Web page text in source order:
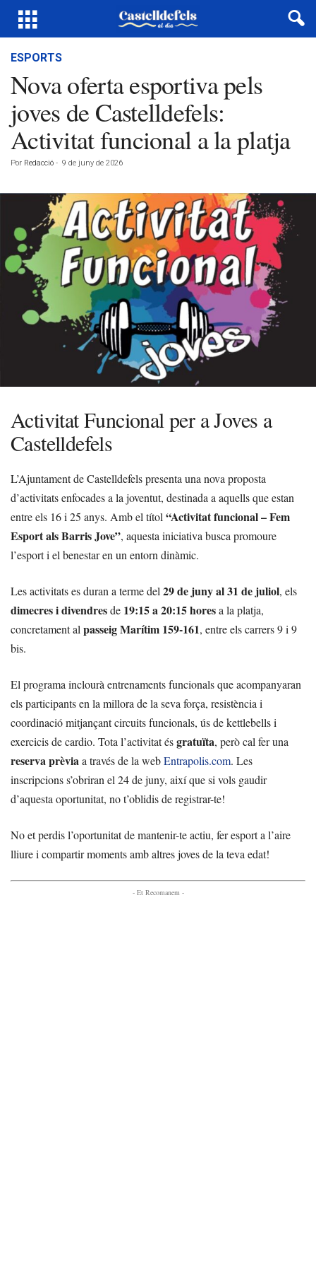
ESPORTS
Nova oferta esportiva pels
joves de Castelldefels:
Activitat funcional a la platja
Por Redacció - 9 de juny de 2026
Activitat Funcional per a Joves a
Castelldefels
L’Ajuntament de Castelldefels presenta una nova proposta
d’activitats enfocades a la joventut, destinada a aquells que estan
entre els 16 i 25 anys. Amb el títol“Activitat funcional – Fem
Esport als Barris Jove”, aquesta iniciativa busca promoure
l’esport i el benestar en un entorn dinàmic.
Les activitats es duran a terme del29 de juny al 31 de juliol, els
dimecres i divendresde 19:15 a 20:15 horesa la platja,
concretament alpasseig Marítim 159-161, entre els carrers 9 i 9
bis.
El programa inclourà entrenaments funcionals que acompanyaran
els participants en la millora de la seva força, resistència i
coordinació mitjançant circuits funcionals, ús de kettlebells i
exercicis de cardio. Tota l’activitat ésgratuïta, però cal fer una
reserva prèviaa través de la webEntrapolis.com. Les
inscripcions s’obriran el 24 de juny, així que si vols gaudir
d’aquesta oportunitat, no t’oblidis de registrar-te!
No et perdis l’oportunitat de mantenir-te actiu, fer esport a l’aire
lliure i compartir moments amb altres joves de la teva edat!
- Et Recomanem -